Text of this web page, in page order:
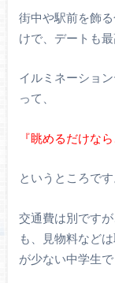
街中や駅前を飾
けで、デートも最
イルミネーショ
って、
『眺めるだけな
というところです
交通費は別です
も、見物料など
が少ない中学生